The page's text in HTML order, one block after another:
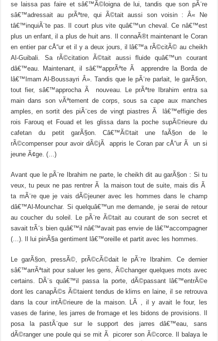
se laissa pas faire et sâ€™Ã©loigna de lui, tandis que son pÃ¨re
sâ€™adressait au prÃªtre, qui Ã©tait aussi son voisin : Â« Ne
tâ€™inquiÃ¨te pas. Il court plus vite quâ€™un cheval. Ce nâ€™est
plus un enfant, il a plus de huit ans. Il connaÃ®t maintenant le Coran
en entier par cÅ“ur et il y a deux jours, il lâ€™a rÃ©citÃ© au cheikh
Al-Guibali. Sa rÃ©citation Ã©tait aussi fluide quâ€™un courant
dâ€™eau. Maintenant, il sâ€™apprÃªte Ã apprendre la Borda de
lâ€™Imam Al-Boussayri Â». Tandis que le pÃ¨re parlait, le garÃ§on,
tout fier, sâ€™approcha Ã nouveau. Le prÃªtre Ibrahim entra sa
main dans son vÃªtement de corps, sous sa cape aux manches
amples, en sortit des piÃ¨ces de vingt piastres Ã lâ€™effigie des
rois Farouq et Fouad et les glissa dans la poche supÃ©rieure du
cafetan du petit garÃ§on. Câ€™Ã©tait une faÃ§on de le
rÃ©compenser pour avoir dÃ©jÃ appris le Coran par cÅ“ur Ã un si
jeune Ã¢ge. (…)
Avant que le pÃ¨re Ibrahim ne parte, le cheikh dit au garÃ§on : Si tu
veux, tu peux ne pas rentrer Ã la maison tout de suite, mais dis Ã
ta mÃ¨re que je vais dÃ©jeuner avec les hommes dans le champ
dâ€™Al-Mounchar. Si quelquâ€™un me demande, je serai de retour
au coucher du soleil. Le pÃ¨re Ã©tait au courant de son secret et
savait trÃ¨s bien quâ€™il nâ€™avait pas envie de lâ€™accompagner
(…). Il lui pinÃ§a gentiment lâ€™oreille et partit avec les hommes.
Le garÃ§on, pressÃ©, prÃ©cÃ©dait le pÃ¨re Ibrahim. Ce dernier
sâ€™arrÃªtait pour saluer les gens, Ã©changer quelques mots avec
certains. DÃ¨s quâ€™il passa la porte, dÃ©passant lâ€™entrÃ©e
dont les canapÃ©s Ã©taient tendus de klims en laine, il se retrouva
dans la cour intÃ©rieure de la maison. LÃ , il y avait le four, les
vases de farine, les jarres de fromage et les bidons de provisions. Il
posa la pastÃ¨que sur le support des jarres dâ€™eau, sans
dÃ©ranger une poule qui se mit Ã picorer son Ã©corce. Il balaya le